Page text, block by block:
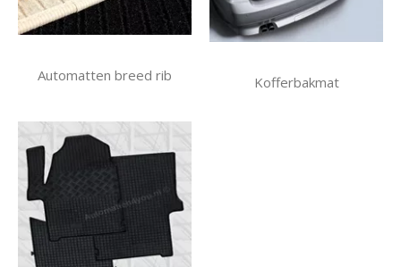
Automatten breed rib Kofferbakmat